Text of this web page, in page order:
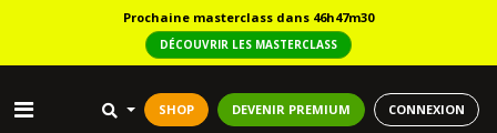
Prochaine masterclass dans 46h47m29
DÉCOUVRIR LES MASTERCLASS
SHOP DEVENIR PREMIUM CONNEXION